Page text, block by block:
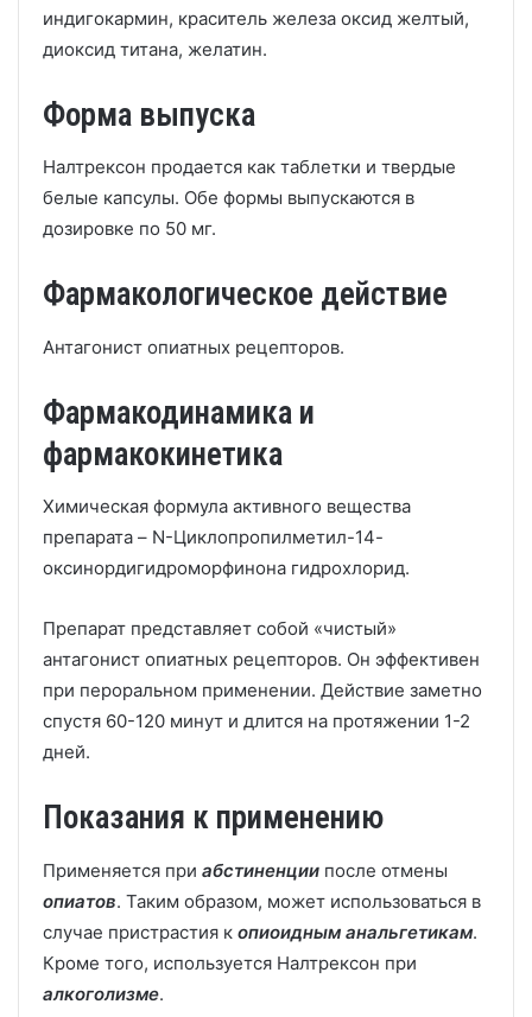
индигокармин, краситель железа оксид желтый,
диоксид титана, желатин.
Форма выпуска
Налтрексон продается как таблетки и твердые
белые капсулы. Обе формы выпускаются в
дозировке по 50 мг.
Фармакологическое действие
Антагонист опиатных рецепторов.
Фармакодинамика и
фармакокинетика
Химическая формула активного вещества
препарата – N-Циклопропилметил-14-
оксинордигидроморфинона гидрохлорид.
Препарат представляет собой «чистый»
антагонист опиатных рецепторов. Он эффективен
при пероральном применении. Действие заметно
спустя 60-120 минут и длится на протяжении 1-2
дней.
Показания к применению
Применяется при абстиненции после отмены
опиатов. Таким образом, может использоваться в
случае пристрастия к опиоидным анальгетикам.
Кроме того, используется Налтрексон при
алкоголизме.